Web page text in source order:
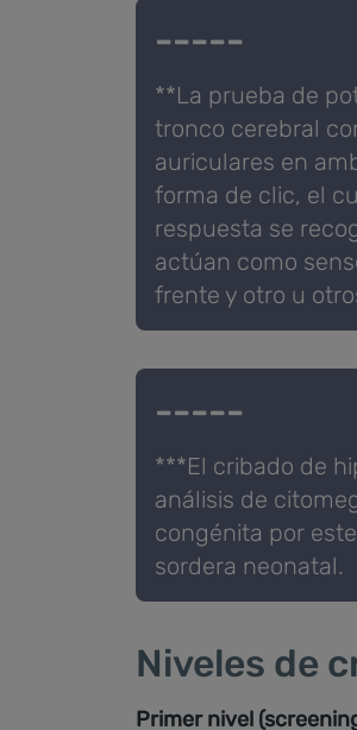
-----
**La prueba de
tronco cerebral
auriculares en
forma de clic, el
respuesta se
actúan como
frente y otro u
-----
***El cribado de
análisis de
congénita por
sordera neonatal.
Niveles de
Primer nivel